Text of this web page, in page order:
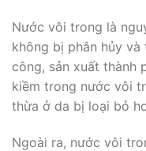
Nước vôi trong là
không bị phân hủy
công, sản xuất thành
kiềm trong nước vôi
thừa ở da bị loại bỏ
Ngoài ra, nước vôi